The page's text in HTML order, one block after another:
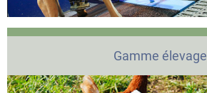
Gamme élevage